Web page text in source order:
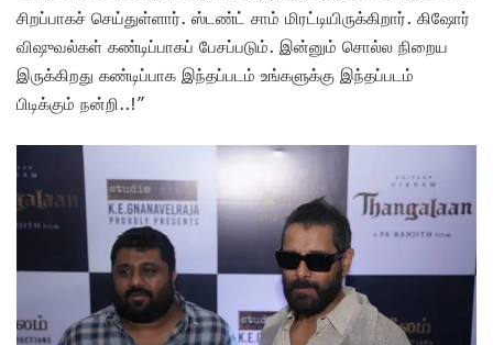
சிறப்பாகச் செய்துள்ளார். ஸ்டண்ட் சாம் மிரட்டியிருக்கிறார். கிஷோர்
விஷுவல்கள் கண்டிப்பாகப் பேசப்படும். இன்னும் சொல்ல நிறைய
இருக்கிறது கண்டிப்பாக இந்தப்படம் உங்களுக்கு இந்தப்படம்
பிடிக்கும் நன்றி..!”